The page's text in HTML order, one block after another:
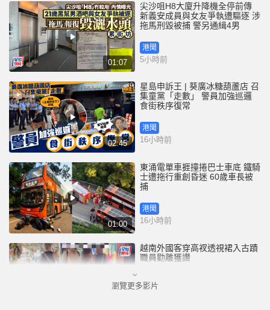
01:07
尖沙咀H8大廈升降機全停前傳
新義安成員與女友爭執遭驅逐 涉
拖馬刑毀被捕 警另通緝4男
港聞
5小時前
02:45
星島申訴王 | 葵廣冰糖葫蘆店 召
集童黨「走數」 警員加強巡邏
食街秩序復常
港聞
16小時前
01:00
東涌電單車捱撞捲巴士車底 鐵騎
士遭拖行重創昏迷 60歲車長被
捕
港聞
16小時前
越南外國客穿高衩透視裙入古蹟
職員勸離獲讚
國際
瀏覽更多影片